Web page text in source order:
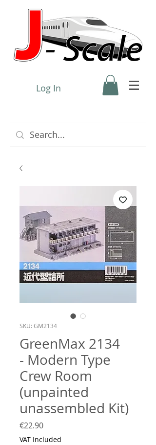
Log In
SKU: GM2134
GreenMax 2134
- Modern Type
Crew Room
(unpainted
unassembled Kit)
€22.90Price
VAT Included